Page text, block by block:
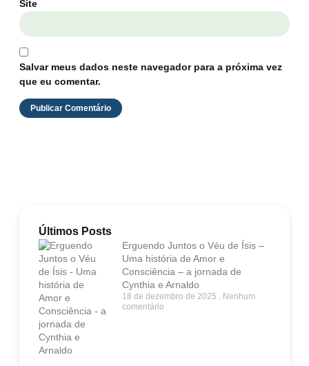
Site
Salvar meus dados neste navegador para a próxima vez
que eu comentar.
Últimos Posts
Erguendo Juntos o Véu de Ísis –
Uma história de Amor e
Consciência – a jornada de
Cynthia e Arnaldo
18 de dezembro de 2025
Nenhum
comentário